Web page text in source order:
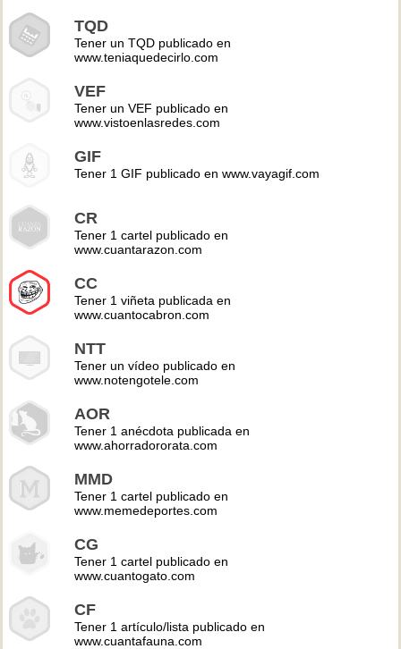
TQD
Tener un TQD publicado en
www.teniaquedecirlo.com
VEF
Tener un VEF publicado en
www.vistoenlasredes.com
GIF
Tener 1 GIF publicado en www.vayagif.com
CR
Tener 1 cartel publicado en
www.cuantarazon.com
CC
Tener 1 viñeta publicada en
www.cuantocabron.com
NTT
Tener un vídeo publicado en
www.notengotele.com
AOR
Tener 1 anécdota publicada en
www.ahorradororata.com
MMD
Tener 1 cartel publicado en
www.memedeportes.com
CG
Tener 1 cartel publicado en
www.cuantogato.com
CF
Tener 1 artículo/lista publicado en
www.cuantafauna.com